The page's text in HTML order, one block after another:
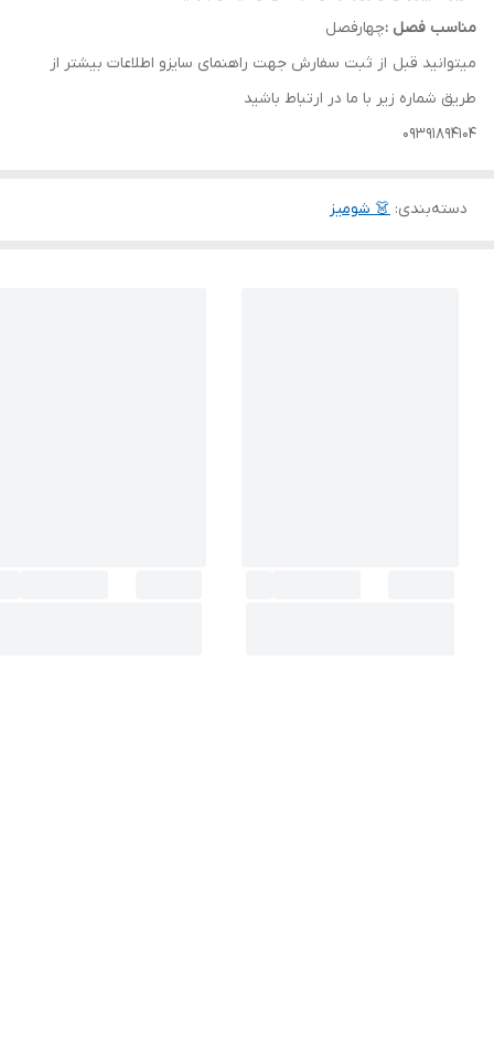
مناسب فصل :چهارفصل
میتوانید قبل از ثبت سفارش جهت راهنمای سایزو اطلاعات بیشتر از
طریق شماره زیر با ما در ارتباط باشید
09391894104
دسته‌بندی: 👗 شومیز